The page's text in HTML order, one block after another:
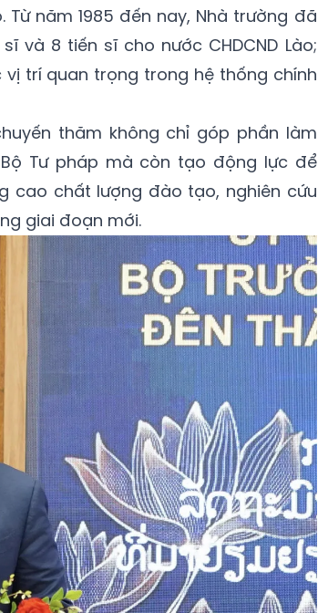
năm 1985 đến nay, Nhà trường đã
và 8 tiến sĩ cho nước CHDCND Lào;
trí quan trọng trong hệ thống chính
thăm không chỉ góp phần làm
Tư pháp mà còn tạo động lực để
cao chất lượng đào tạo, nghiên cứu
giai đoạn mới.